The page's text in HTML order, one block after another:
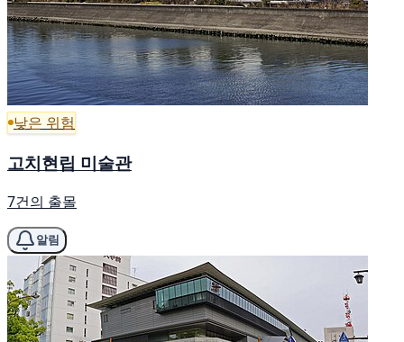
낮은 위험
고치현립 미술관
7건의 출몰
알림